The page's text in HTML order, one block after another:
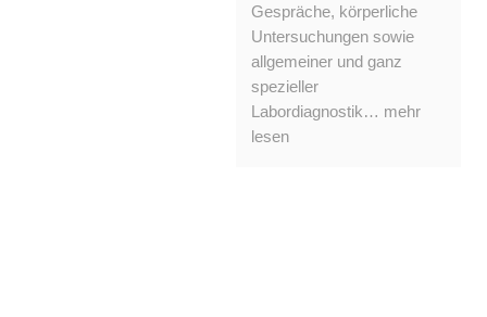
Gespräche, körperliche
Untersuchungen sowie
allgemeiner und ganz
spezieller
Labordiagnostik… mehr
lesen